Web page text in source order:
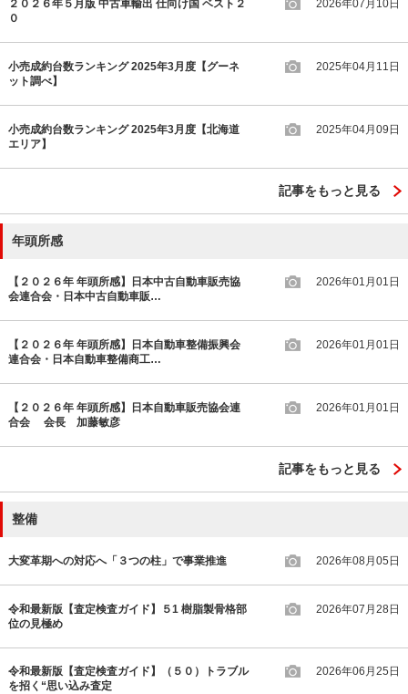
２０２６年５月版 中古車輸出 仕向け国 ベスト２
０
2026年07月10日
小売成約台数ランキング 2025年3月度【グーネ
ット調べ】
2025年04月11日
小売成約台数ランキング 2025年3月度【北海道
エリア】
2025年04月09日
記事をもっと見る
年頭所感
【２０２６年 年頭所感】日本中古自動車販売協
会連合会・日本中古自動車販…
2026年01月01日
【２０２６年 年頭所感】日本自動車整備振興会
連合会・日本自動車整備商工…
2026年01月01日
【２０２６年 年頭所感】日本自動車販売協会連
合会 会長 加藤敏彦
2026年01月01日
記事をもっと見る
整備
大変革期への対応へ「３つの柱」で事業推進 2026年08月05日
令和最新版【査定検査ガイド】５1 樹脂製骨格部
位の見極め
2026年07月28日
令和最新版【査定検査ガイド】（５０）トラブル
を招く“思い込み査定
2026年06月25日